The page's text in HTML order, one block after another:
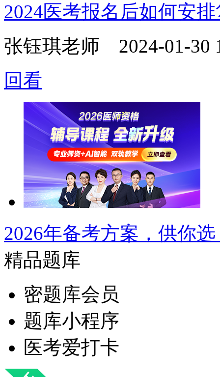
2024医考报名后如何安
张钰琪老师 2024-01-30
回看
2026年备考方案，供你
精品题库
密题库会员
题库小程序
医考爱打卡